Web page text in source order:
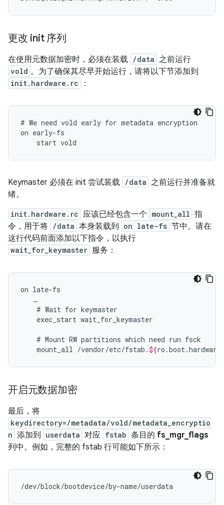
更改 init 序列
在使用元数据加密时，必须在装载 /data 之前运行
vold 。为了确保其尽早开始运行，请将以下节添加到
init.hardware.rc ：
# We need vold early for metadata encryption
on early-fs
    start vold
Keymaster 必须在 init 尝试装载 /data 之前运行并准备就
绪。
init.hardware.rc 应该已经包含一个 mount_all 指
令，用于将 /data 本身装载到 on late-fs 节中。请在
这行代码前面添加以下指令，以执行
wait_for_keymaster 服务：
on
…
# Wait for
exec_start wait_for_keymaster
# Mount RW partitions which need run
mount_all /vendor/etc/fstab.${ro .boot.hardware
开启元数据加密
最后，将
keydirectory=/metadata/vold/metadata_encryptio
n 添加到 userdata 对应 fstab 条目的 fs_mgr_flags
列中。例如，完整的 fstab 行可能如下所示：
/dev/block/bootdevice/by-name/userdata